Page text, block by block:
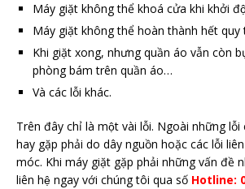
Máy giặt không thể khoá cửa khi khởi
Máy giặt không thể hoàn thành hết quy
Khi giặt xong, nhưng quần áo vẫn còn
phòng bám trên quần áo…
Và các lỗi khác.
Trên đây chỉ là một vài lỗi. Ngoài những
hay gặp phải do dây nguồn hoặc các lỗi
móc. Khi máy giặt gặp phải những vấn đề
liên hệ ngay với chúng tôi qua số Hotline: